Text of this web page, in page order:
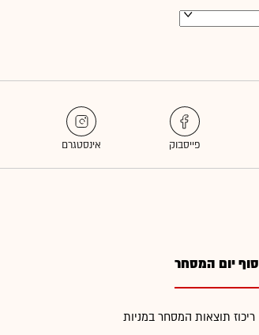
סוף יום המסחר
ריכוז תוצאות המסחר במניות